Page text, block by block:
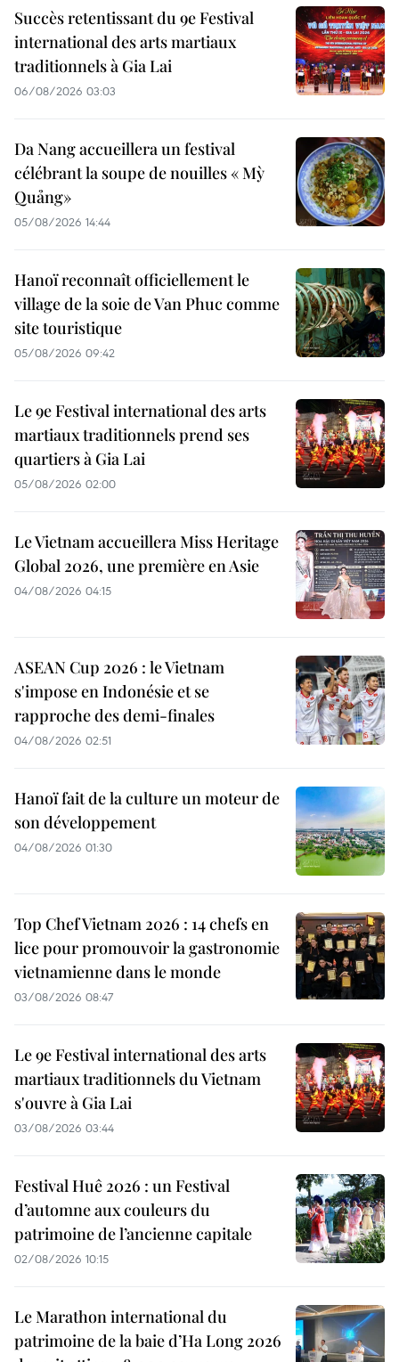
Succès retentissant du 9e Festival
international des arts martiaux
traditionnels à Gia Lai
06/08/2026 03:03
Da Nang accueillera un festival
célébrant la soupe de nouilles « Mỳ
Quảng»
05/08/2026 14:44
Hanoï reconnaît officiellement le
village de la soie de Van Phuc comme
site touristique
05/08/2026 09:42
Le 9e Festival international des arts
martiaux traditionnels prend ses
quartiers à Gia Lai
05/08/2026 02:00
Le Vietnam accueillera Miss Heritage
Global 2026, une première en Asie
04/08/2026 04:15
ASEAN Cup 2026 : le Vietnam
s'impose en Indonésie et se
rapproche des demi-finales
04/08/2026 02:51
Hanoï fait de la culture un moteur de
son développement
04/08/2026 01:30
Top Chef Vietnam 2026 : 14 chefs en
lice pour promouvoir la gastronomie
vietnamienne dans le monde
03/08/2026 08:47
Le 9e Festival international des arts
martiaux traditionnels du Vietnam
s'ouvre à Gia Lai
03/08/2026 03:44
Festival Huê 2026 : un Festival
d’automne aux couleurs du
patrimoine de l’ancienne capitale
02/08/2026 10:15
Le Marathon international du
patrimoine de la baie d’Ha Long 2026